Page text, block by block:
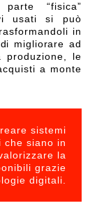
“fisica”
usati si può
in
migliorare ad
produzione, le
a monte
sistemi
che siano in
la
grazie
digitali.